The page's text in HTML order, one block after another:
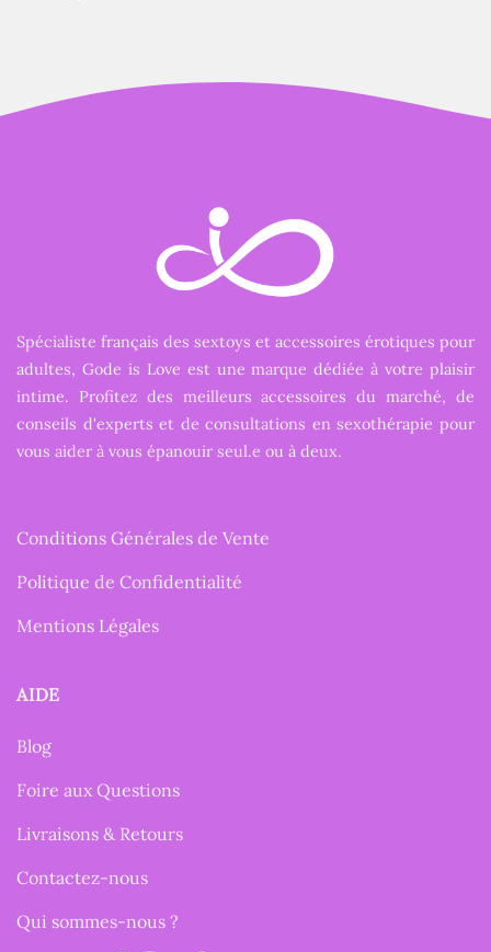
Spécialiste français des sextoys et accessoires érotiques pour
adultes, Gode is Love est une marque dédiée à votre plaisir
intime. Profitez des meilleurs accessoires du marché, de
conseils d'experts et de consultations en sexothérapie pour
vous aider à vous épanouir seul.e ou à deux.
Conditions Générales de Vente
Politique de Confidentialité
Mentions Légales
AIDE
Blog
Foire aux Questions
Livraisons & Retours
Contactez-nous
Qui sommes-nous ?